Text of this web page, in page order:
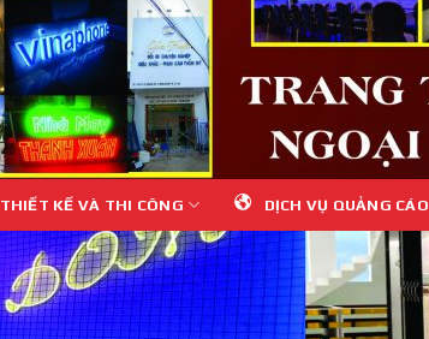
THIẾT KẾ VÀ THI CÔNG DỊCH VỤ QUẢNG CÁO